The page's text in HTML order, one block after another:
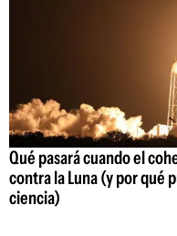
Qué pasará cuando el
contra la Luna (y por qué
ciencia)